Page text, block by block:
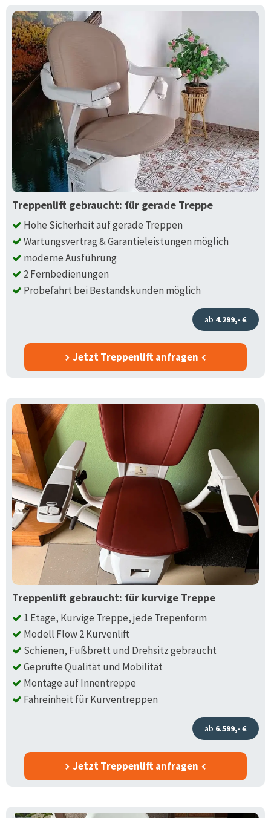
Treppenlift gebraucht: für gerade Treppe
Hohe Sicherheit auf gerade Treppen
Wartungsvertrag & Garantieleistungen möglich
moderne Ausführung
2 Fernbedienungen
Probefahrt bei Bestandskunden möglich
ab 4.299,- €
Jetzt Treppenlift anfragen
Treppenlift gebraucht: für kurvige Treppe
1 Etage, Kurvige Treppe, jede Trepenform
Modell Flow 2 Kurvenlift
Schienen, Fußbrett und Drehsitz gebraucht
Geprüfte Qualität und Mobilität
Montage auf Innentreppe
Fahreinheit für Kurventreppen
ab 6.599,- €
Jetzt Treppenlift anfragen